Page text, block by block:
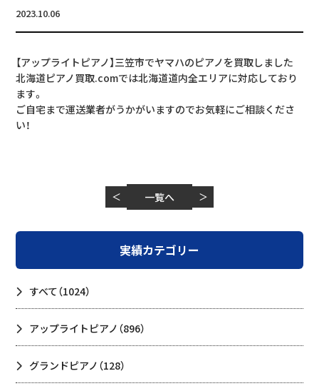
2023.10.06
【アップライトピアノ】三笠市でヤマハのピアノを買取しました
北海道ピアノ買取.comでは北海道道内全エリアに対応しており
ます。
ご自宅まで運送業者がうかがいますのでお気軽にご相談くださ
い！
＜ 一覧へ ＞
実績カテゴリー
すべて（1024）
アップライトピアノ （896）
グランドピアノ （128）